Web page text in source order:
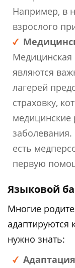
Например, в
взрослого
Медицинская
являются
лагерей
страховку,
медицинские
заболевания.
есть
первую
Языковой
Многие
адаптируются
нужно знать: